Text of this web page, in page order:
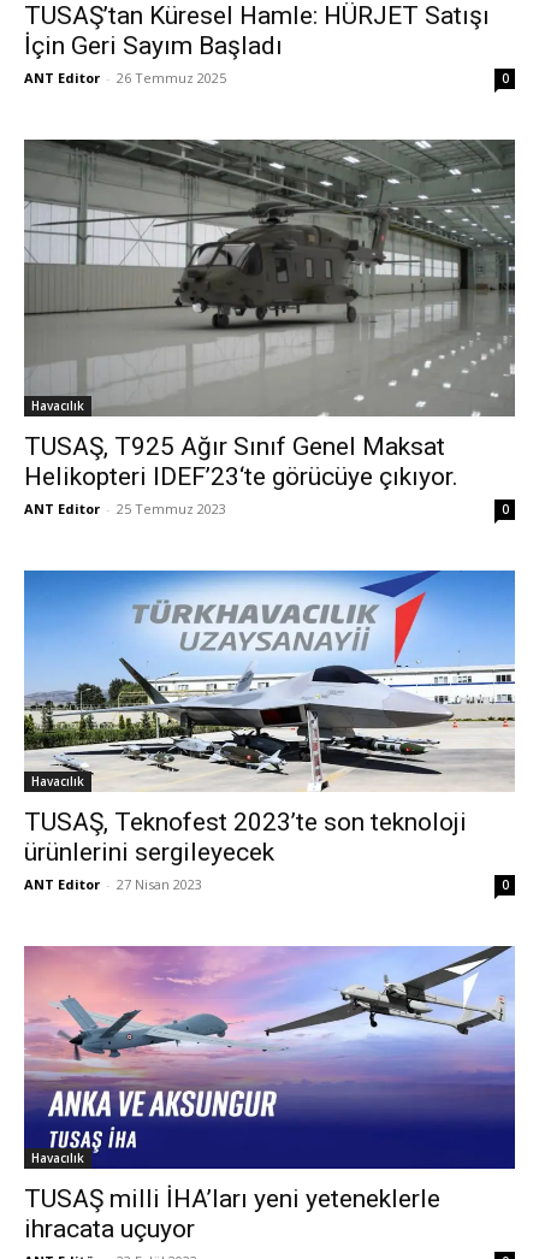
TUSAŞ’tan Küresel Hamle: HÜRJET Satışı
İçin Geri Sayım Başladı
ANT Editor - 26 Temmuz 2025 0
Havacılık
TUSAŞ, T925 Ağır Sınıf Genel Maksat
Helikopteri IDEF’23‘te görücüye çıkıyor.
ANT Editor - 25 Temmuz 2023 0
Havacılık
TUSAŞ, Teknofest 2023’te son teknoloji
ürünlerini sergileyecek
ANT Editor - 27 Nisan 2023 0
Havacılık
TUSAŞ milli İHA’ları yeni yeteneklerle
ihracata uçuyor